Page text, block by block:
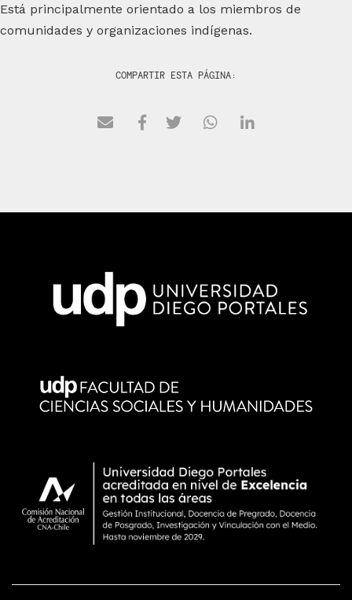
Está principalmente orientado a los miembros de
comunidades y organizaciones indígenas.
COMPARTIR ESTA PÁGINA: